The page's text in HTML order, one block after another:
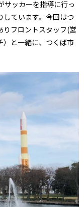
サッカーを指導に行っ
しています。今回はつ
りフロントスタッフ(営
と一緒に、つくば市